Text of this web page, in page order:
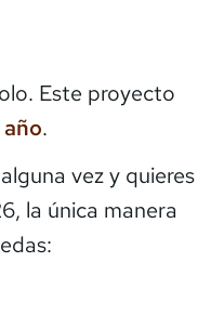
Este proyecto
.
vez y quieres
la única manera